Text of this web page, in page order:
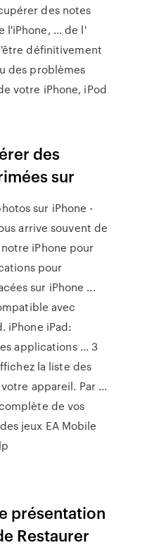
des notes
l'iPhone, ... de l'
définitivement
des problèmes
votre iPhone, iPod
des
sur
sur iPhone -
arrive souvent de
iPhone pour
pour
sur iPhone ...
avec
iPhone iPad:
applications ... 3
la liste des
appareil. Par ...
de vos
jeux EA Mobile
présentation
Restaurer